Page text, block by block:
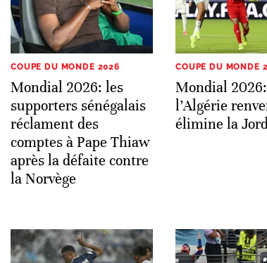
COUPE DU MONDE 2026
Mondial 2026: les
supporters sénégalais
réclament des
comptes à Pape Thiaw
après la défaite contre
la Norvège
COUPE DU MONDE
Mondial 2026:
l’Algérie
élimine la